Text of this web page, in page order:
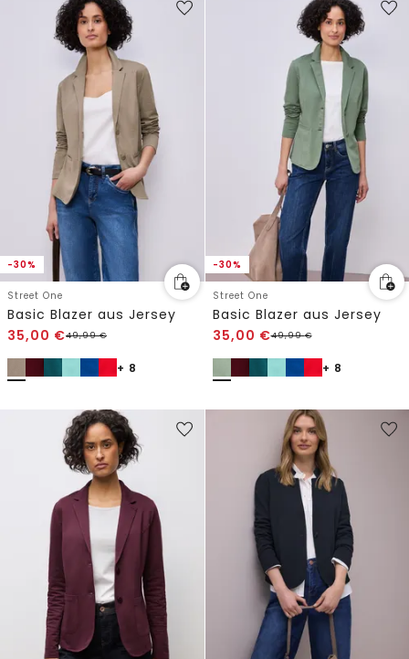
-30%
Street One
Basic Blazer aus Jersey
35,00 €49,99€
+ 8
-30%
Street One
Basic Blazer aus Jersey
35,00 €49,99€
+ 8